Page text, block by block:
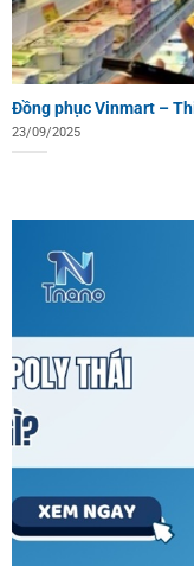
Đồng phục Vinmart –
23/09/2025